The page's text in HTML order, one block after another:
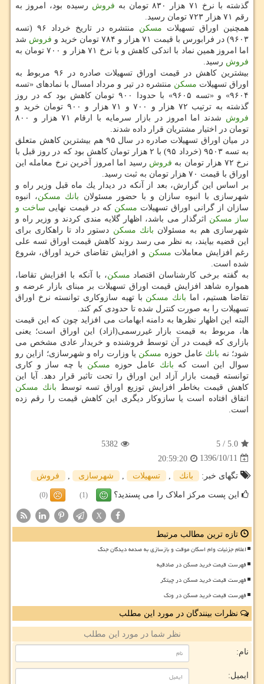
گذشته با نرخ ۷۱ هزار ۸۳۰ تومان به
فروش رسیده بود، امروز به
رقم ۷۱ هزار ۷۲۳ تومان رسید.
همچنین اوراق تسهیلات مسكن
منتشره در تاریخ خرداد ۹۶ (تسه
۹۶۰۳) در فرابورس با قیمت ۷۱ هزار و ۷۸۴ تومان خرید و
فروش شد
اما امروز همین نماد با اندكی كاهش و با نرخ ۷۱ هزار و ۷۰۰ تومان به
فروش رسید.
بیشترین كاهش در قیمت اوراق تسهیلات صادره در ۹۶ مربوط به
اوراق تسهیلات مسكن منتشره در تیر و مرداد امسال با نمادهای «تسه
۹۶۰۴» و «تسه ۹۶۰۵» با حدودا ۹۰۰ تومان كاهش بود كه در روز
گذشته به ترتیب ۷۲ هزار و ۷۰۰ و ۷۱ هزار و ۹۰۰ تومان خرید و
فروش
شدند اما امروز در بازار سرمایه با ارقام ۷۱ هزار و ۸۰۰
تومان در اختیار مشتریان قرار داده شدند.
در میان اوراق تسهیلات صادره در سال ۹۵ هم بیشترین كاهش متعلق
به تسه ۹۵۰۳ (خرداد ۹۵) با ۲ هزار تومان كاهش بود كه در روز قبل با
نرخ ۷۲ هزار تومان به
فروش رسید اما امروز آخرین نرخ معامله این
اوراق با قیمت ۷۰ هزار تومان به ثبت رسید.
بر اساس این گزارش، بعد از آنكه در دیدار یك ماه قبل وزیر راه و
شهرسازی با انبوه سازان و با حضور مسئولان بانك مسكن، انبوه
سازان از گرانی اوراق تسهیلات مسكن كه در قیمت نهایی ساخت و
ساز
مسكن اثرگذار می باشد، اظهار گلایه مندی كردند و وزیر راه و
شهرسازی هم به مسئولان بانك مسكن دستور داد تا راهكاری برای
این قضیه بیایند، به نظر می رسد روند كاهش قیمت اوراق تسه علی
رغم افزایش معاملات مسكن و افزایش تقاضای خرید اوراق، شروع
شده است.
به گفته برخی كارشناسان اقتصاد مسكن، با آنكه با افزایش تقاضا،
همواره شاهد افزایش قیمت اوراق تسهیلات بر مبنای بازار عرضه و
تقاضا هستیم، اما بانك مسكن با تهیه سازوكاری توانسته نرخ اوراق
تسهیلات را به صورت كنترل شده تا حدودی كم كند.
البته این اظهار نظرها به دامنه ابهامات می افزاید چون كه این قیمت
ها، مربوط به قیمت بازار غیررسمی(ازاد) این اوراق است؛ یعنی
بازاری كه قیمت در آن توسط فروشنده و خریدار عادی مشخص می
شود؛ نه بانك عامل حوزه مسكن یا وزارت راه و شهرسازی؛ ازاین رو
سوال این است كه بانك عامل حوزه مسكن با چه ساز و كاری
توانسته قیمت بازار آزاد این اوراق را تحت تاثیر قرار دهد. آیا این
كاهش قیمت بخاطر افزایش توزیع اوراق تسه توسط بانك مسكن
اتفاق افتاده است یا سازوكار دیگری این كاهش قیمت را رقم زده
است.
5.0
/
5
5382
1396/10/11
20:59:20
تگهای خبر:
بانك تسهیلات شهرسازی فروش
این پست مرکز املاک را می پسندید؟ (1)
(0)
X
تازه ترین مطالب مرتبط
اعلام جزئیات وام اسکان موقت و بازسازی به صدمه دیدگان جنگ
فهرست قیمت خرید مسکن در صادقیه
فهرست قیمت خرید مسکن در چیتگر
فهرست قیمت خرید مسکن در ونک
نظرات بینندگان در مورد این مطلب
نظر شما در مورد این مطلب
نام:
ایمیل: